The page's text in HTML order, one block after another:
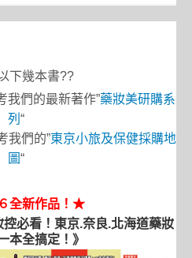
下幾本書??
我們的最新著作”藥妝美研購系
列 “
我們的”東京小旅及保健採購地
圖“
全新作品！★
控必看！東京.奈良.北海道藥妝
本全搞定！》